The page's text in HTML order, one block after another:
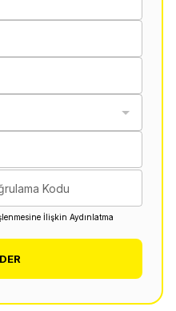
Kodu
İlişkin Aydınlatma